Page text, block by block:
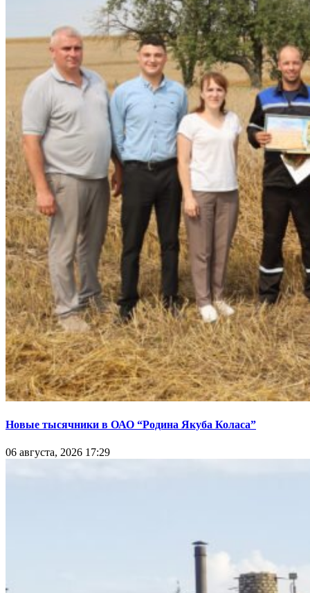
Новые тысячники в ОАО “Родина Якуба Коласа”
06 августа, 2026 17:29